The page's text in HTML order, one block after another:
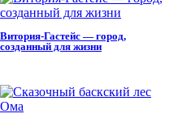
Витория-Гастейс — город,
созданный для жизни